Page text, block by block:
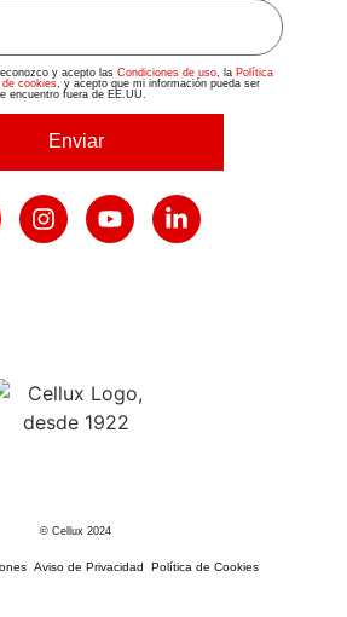
y acepto las Condiciones de uso, la Política
de cookies, y acepto que mi información pueda ser
encuentro fuera de EE.UU.
Enviar
© Cellux 2024
Aviso de Privacidad Política de Cookies